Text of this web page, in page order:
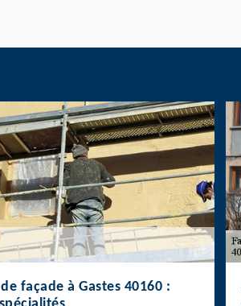
façade à Gastes 40160 :